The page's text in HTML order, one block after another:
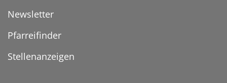
Newsletter
Pfarreifinder
Stellenanzeigen